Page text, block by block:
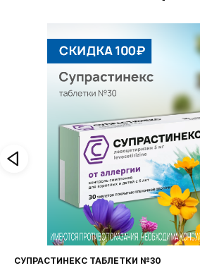
СУПРАСТИНЕКС ТАБЛЕТКИ №30